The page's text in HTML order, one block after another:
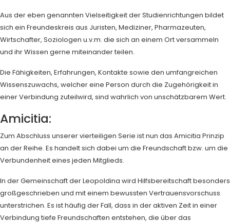
Aus der eben genannten Vielseitigkeit der Studienrichtungen bildet
sich ein Freundeskreis aus Juristen, Mediziner, Pharmazeuten,
Wirtschafter, Soziologen u.v.m. die sich an einem Ort versammeln
und ihr Wissen gerne miteinander teilen.
Die Fähigkeiten, Erfahrungen, Kontakte sowie den umfangreichen
Wissenszuwachs, welcher eine Person durch die Zugehörigkeit in
einer Verbindung zuteilwird, sind wahrlich von unschätzbarem Wert.
Amicitia:
Zum Abschluss unserer vierteiligen Serie ist nun das Amicitia Prinzip
an der Reihe. Es handelt sich dabei um die Freundschaft bzw. um die
Verbundenheit eines jeden Mitglieds.
In der Gemeinschaft der Leopoldina wird Hilfsbereitschaft besonders
großgeschrieben und mit einem bewussten Vertrauensvorschuss
unterstrichen. Es ist häufig der Fall, dass in der aktiven Zeit in einer
Verbindung tiefe Freundschaften entstehen, die über das